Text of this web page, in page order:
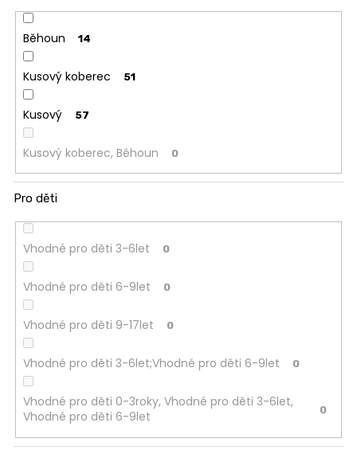
Běhoun 14
Kusový koberec 51
Kusový 57
Kusový koberec, Běhoun 0
Pro děti
Vhodné pro děti 3-6let 0
Vhodné pro děti 6-9let 0
Vhodné pro děti 9-17let 0
Vhodné pro děti 3-6let;Vhodné pro děti 6-9let 0
Vhodné pro děti 0-3roky, Vhodné pro děti 3-6let,
Vhodné pro děti 6-9let
0